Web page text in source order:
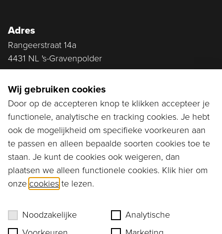
Adres
Rangeerstraat 14a
4431 NL 's-Gravenpolder
Ga naar...
Bestellen
Diensten
Assortiment
Ons verhaal
Wij gebruiken cookies
Door op de accepteren knop te klikken accepteer je
functionele, analytische en tracking cookies. Je hebt
ook de mogelijkheid om specifieke voorkeuren aan
te passen en alleen bepaalde soorten cookies toe te
staan. Je kunt de cookies ook weigeren, dan
plaatsen we alleen functionele cookies. Klik hier om
onze cookies te lezen.
Noodzakelijke
Analytische